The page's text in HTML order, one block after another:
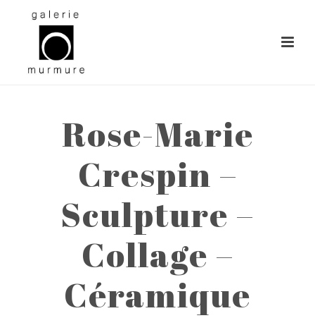
Rose-Marie
Crespin –
Sculpture –
Collage –
Céramique